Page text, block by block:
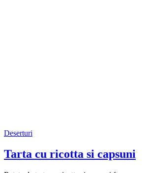
Deserturi
Tarta cu ricotta si capsuni